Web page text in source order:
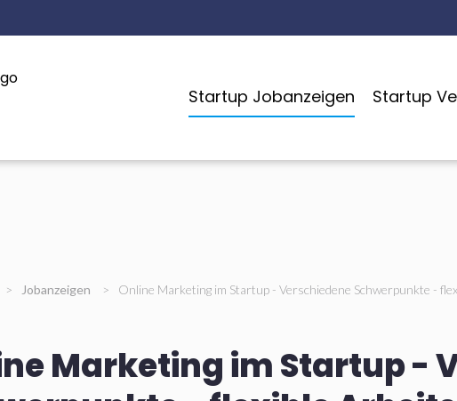
Startup Jobanzeigen Startup
> Jobanzeigen > Online Marketing im Startup - Verschiedene Schwerpunkte -
Marketing im Startup -